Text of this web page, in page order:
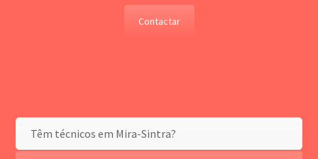
Contactar
Têm técnicos em Mira-Sintra?